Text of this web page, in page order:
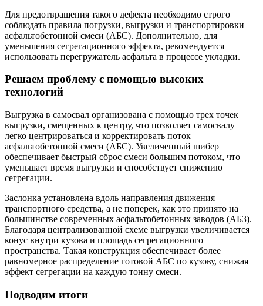
Для предотвращения такого дефекта необходимо строго
соблюдать правила погрузки, выгрузки и транспортировки
асфальтобетонной смеси (АБС). Дополнительно, для
уменьшения сегрегационного эффекта, рекомендуется
использовать перегружатель асфальта в процессе укладки.
Решаем проблему с помощью высоких
технологий
Выгрузка в самосвал организована с помощью трех точек
выгрузки, смещенных к центру, что позволяет самосвалу
легко центрироваться и корректировать поток
асфальтобетонной смеси (АБС). Увеличенный шибер
обеспечивает быстрый сброс смеси большим потоком, что
уменьшает время выгрузки и способствует снижению
сегрегации.
Заслонка установлена вдоль направления движения
транспортного средства, а не поперек, как это принято на
большинстве современных асфальтобетонных заводов (АБЗ).
Благодаря централизованной схеме выгрузки увеличивается
конус внутри кузова и площадь сегрегационного
пространства. Такая конструкция обеспечивает более
равномерное распределение готовой АБС по кузову, снижая
эффект сегрегации на каждую тонну смеси.
Подводим итоги